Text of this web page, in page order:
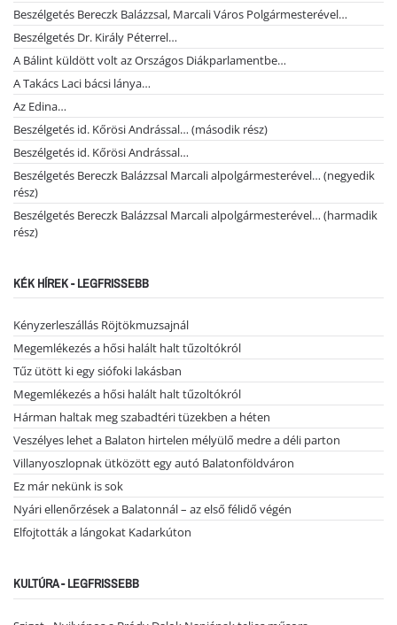
Beszélgetés Bereczk Balázzsal, Marcali Város Polgármesterével…
Beszélgetés Dr. Király Péterrel…
A Bálint küldött volt az Országos Diákparlamentbe…
A Takács Laci bácsi lánya…
Az Edina…
Beszélgetés id. Kőrösi Andrással… (második rész)
Beszélgetés id. Kőrösi Andrással…
Beszélgetés Bereczk Balázzsal Marcali alpolgármesterével… (negyedik
rész)
Beszélgetés Bereczk Balázzsal Marcali alpolgármesterével… (harmadik
rész)
KÉK HÍREK - LEGFRISSEBB
Kényzerleszállás Röjtökmuzsajnál
Megemlékezés a hősi halált halt tűzoltókról
Tűz ütött ki egy siófoki lakásban
Megemlékezés a hősi halált halt tűzoltókról
Hárman haltak meg szabadtéri tüzekben a héten
Veszélyes lehet a Balaton hirtelen mélyülő medre a déli parton
Villanyoszlopnak ütközött egy autó Balatonföldváron
Ez már nekünk is sok
Nyári ellenőrzések a Balatonnál – az első félidő végén
Elfojtották a lángokat Kadarkúton
KULTÚRA - LEGFRISSEBB